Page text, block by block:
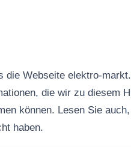
die Webseite elektro-
die wir zu diesem
können. Lesen Sie
haben.